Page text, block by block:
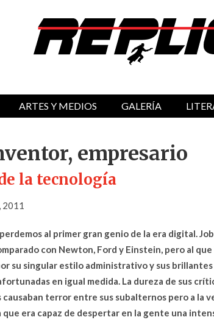
ARTES Y MEDIOS GALERÍA
empresario
la tecnología
2011
al primer gran genio de la era digital.
con Newton, Ford y Einstein, pero al
su singular estilo administrativo y sus
en igual medida. La dureza de sus
terror entre sus subalternos pero a la
era capaz de despertar en la gente una